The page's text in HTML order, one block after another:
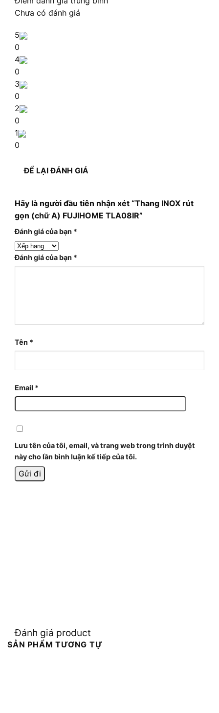
Chưa có đánh giá
5
0
4
0
3
0
2
0
1
0
ĐỂ LẠI ĐÁNH GIÁ
Hãy là người đầu tiên nhận xét “Thang INOX rút
gọn (chữ A) FUJIHOME TLA08IR”
Đánh giá của bạn *
Đánh giá của bạn *
Tên *
Email *
Lưu tên của tôi, email, và trang web trong trình duyệt
này cho lần bình luận kế tiếp của tôi.
Đánh giá product
SẢN PHẨM TƯƠNG TỰ